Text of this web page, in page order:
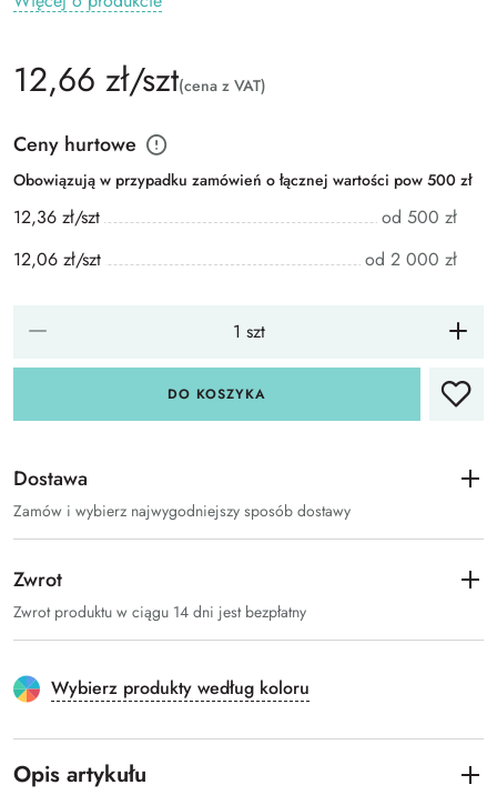
12,66 zł/szt(cena z VAT)
Ceny hurtowe
Obowiązują w przypadku zamówień o łącznej wartości pow 500 zł
12,36 zł/szt
od 500 zł
12,06 zł/szt
od 2 000 zł
DO KOSZYKA
Dostawa
Zamów i wybierz najwygodniejszy sposób dostawy
Zwrot
Zwrot produktu w ciągu 14 dni jest bezpłatny
Wybierz produkty według koloru
Opis artykułu